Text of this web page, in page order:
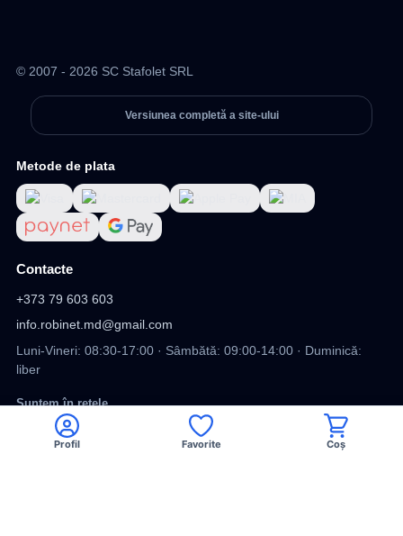
© 2007 - 2026 SC Stafolet SRL
Versiunea completă a site-ului
Metode de plata
Contacte
+373 79 603 603
info.robinet.md@gmail.com
Luni-Vineri: 08:30-17:00 · Sâmbătă: 09:00-14:00 · Duminică:
liber
Suntem în rețele
Facebook
Profil Favorite Coș